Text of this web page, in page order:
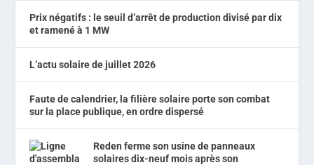
Prix négatifs : le seuil d’arrêt de production divisé par dix
et ramené à 1 MW
L’actu solaire de juillet 2026
Faute de calendrier, la filière solaire porte son combat
sur la place publique, en ordre dispersé
Reden ferme son usine de panneaux
solaires dix-neuf mois après son